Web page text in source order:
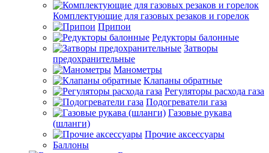
Комплектующие для газовых резаков и горелок
Припои
Редукторы балонные
Затворы
предохранительные
Манометры
Клапаны обратные
Регуляторы расхода газа
Подогреватели газа
Газовые рукава
(шланги)
Прочие аксессуары
Баллоны